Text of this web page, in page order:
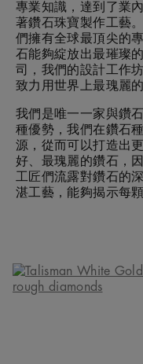
專業知識，達到了業
著鑽石珠寶製作工藝
們擁有全球最頂尖的
石能夠綻放出最璀璨
司，我們的設計工作
致力用世界上最瑰麗
我們是唯一一家與鑽
種優勢，我們在鑽石
源，從而可以打造出
好、最瑰麗的鑽石，
工匠們流露對鑽石的
湛工藝，能夠揭示每